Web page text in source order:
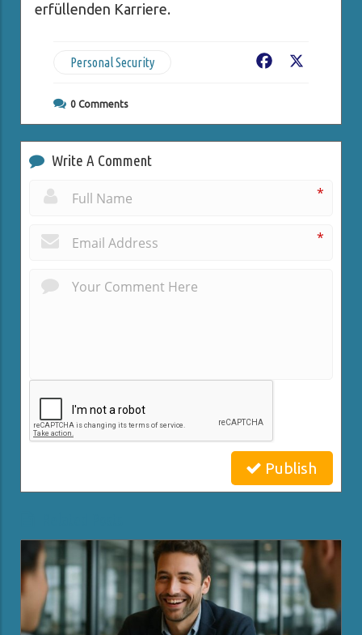
erfüllenden Karriere.
Personal Security Facebook
0 Comments
Write A Comment
*
*
Publish